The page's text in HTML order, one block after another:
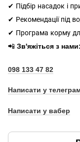
✔ Підбір насадок і
✔ Рекомендації під
✔ Програма корму
📲 Зв'яжіться з нами:
098 133 47 82
Написати у
Написати у вабер